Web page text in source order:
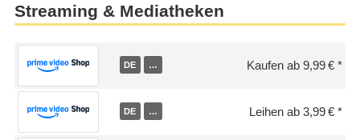
Streaming & Mediatheken
DE … Kaufen ab 9,99 €
DE … Leihen ab 3,99 €